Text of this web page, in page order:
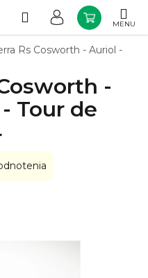
Hľadať
KOŠÍK
Rs Cosworth - Auriol -
-
Tour de